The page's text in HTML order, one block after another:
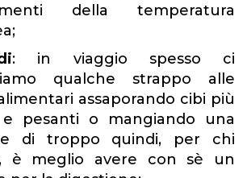
della temperatura
: in viaggio spesso ci
qualche strappo alle
assaporando cibi più
pesanti o mangiando una
di troppo quindi, per chi
è meglio avere con sè un